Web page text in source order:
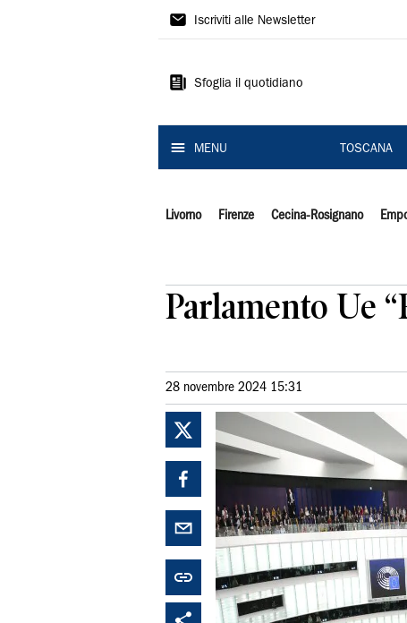
Il
Iscriviti alle Newsletter
Sfoglia il quotidiano
MENU TOSCANA
Livorno Firenze Cecina-Rosignano
Parlamento Ue
28 novembre 2024 15:31